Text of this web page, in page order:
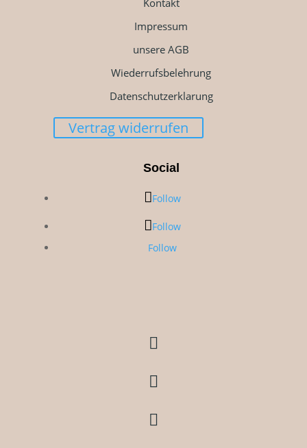
Impressum
unsere AGB
Wiederrufsbelehrung
Datenschutzerklarung
Vertrag widerrufen
Social
Follow
Follow
Follow


